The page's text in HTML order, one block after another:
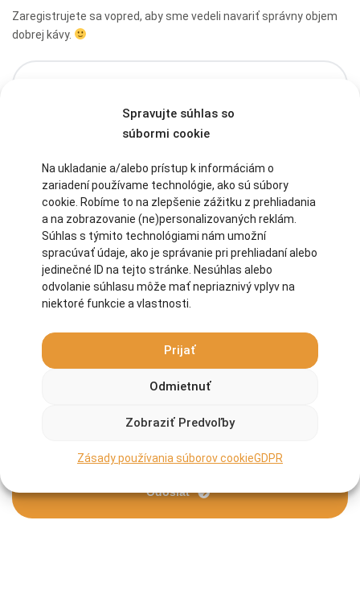
Spravujte súhlas so
súbormi cookie
Na ukladanie a/alebo prístup k informáciám o
zariadení používame technológie, ako sú súbory
cookie. Robíme to na zlepšenie zážitku z prehliadania
a na zobrazovanie (ne)personalizovaných reklám.
Súhlas s týmito technológiami nám umožní
spracúvať údaje, ako je správanie pri prehliadaní alebo
jedinečné ID na tejto stránke. Nesúhlas alebo
odvolanie súhlasu môže mať nepriaznivý vplyv na
niektoré funkcie a vlastnosti.
Prijať
Odmietnuť
Zobraziť Predvoľby
Zásady používania súborov cookieGDPR
Zaregistrujete sa vopred, aby sme vedeli navariť správny objem
dobrej kávy.
Odoslať